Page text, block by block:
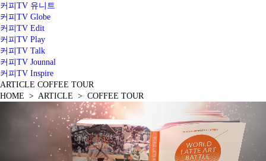
커피TV 유니트
커피TV Globe
커피TV Edit
커피TV Play
커피TV Talk
커피TV Jounnal
커피TV Inspire
ARTICLE COFFEE TOUR
HOME > ARTICLE > COFFEE TOUR